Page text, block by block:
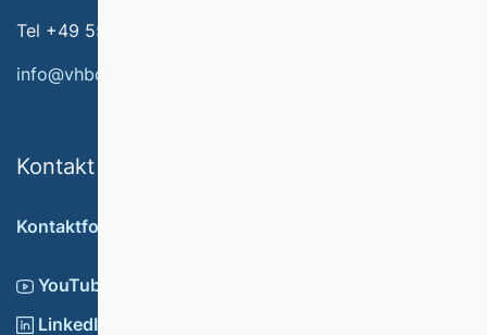
Tel +49 551 79778-566
info@vhbonline.org
Kontakt
Kontaktformular
YouTube
LinkedIn